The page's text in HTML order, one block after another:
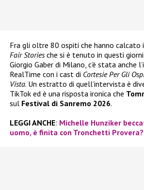
Fra gli oltre 80 ospiti che hanno calcato
Fair Storiesche si è tenuto in questi
Giorgio Gaber di Milano, c’è stata anche
RealTime con i cast di Cortesie Per Gli
Vista. Un estratto di quell’intervista è
TikTok ed è una risposta ironica che
sul Festival di Sanremo 2026.
LEGGI ANCHE: Michelle Hunziker
uomo, è finita con Tronchetti Provera?